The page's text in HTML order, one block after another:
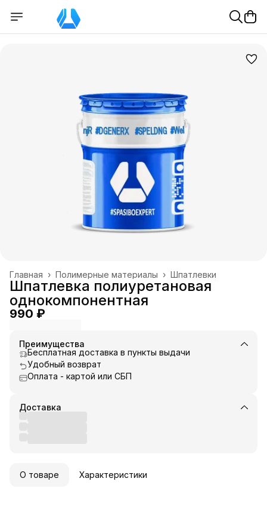
Шпатлевки
Полимерные материалы ›
Главная ›
Шпатлевка полиуретановая
однокомпонентная
990 ₽
Преимущества
Бесплатная доставка в пункты выдачи
Удобный возврат
Оплата - картой или СБП
Доставка
О товаре Характеристики